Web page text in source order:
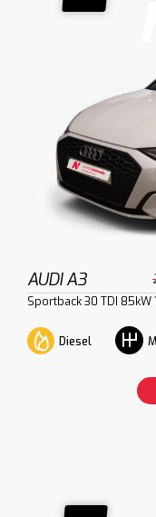
AUDI A3
Sportback 30 TDI 85kW
Diesel